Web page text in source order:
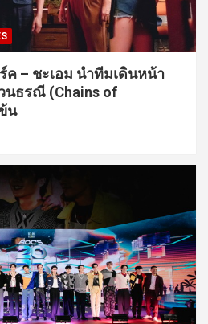
ค – ชะเอม นำทีมเดินหน้า
นธรณี (Chains of
น